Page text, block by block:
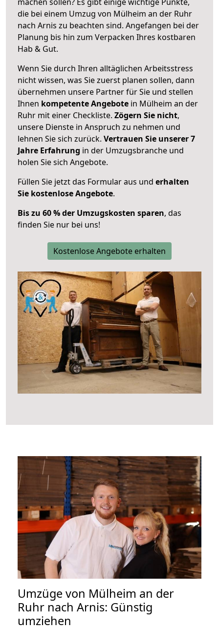
die bei einem Umzug von Mülheim an der Ruhr
nach Arnis zu beachten sind. Angefangen bei der
Planung bis hin zum Verpacken Ihres kostbaren
Hab & Gut.
Wenn Sie durch Ihren alltäglichen Arbeitsstress
nicht wissen, was Sie zuerst planen sollen, dann
übernehmen unsere Partner für Sie und stellen
Ihnen kompetente Angebote in Mülheim an der
Ruhr mit einer Checkliste. Zögern Sie nicht,
unsere Dienste in Anspruch zu nehmen und
lehnen Sie sich zurück. Vertrauen Sie unserer 7
Jahre Erfahrung in der Umzugsbranche und
holen Sie sich Angebote.
Füllen Sie jetzt das Formular aus und erhalten
Sie kostenlose Angebote.
Bis zu 60 % der Umzugskosten sparen, das
finden Sie nur bei uns!
Kostenlose Angebote erhalten
Umzüge von Mülheim an der
Ruhr nach Arnis: Günstig
umziehen